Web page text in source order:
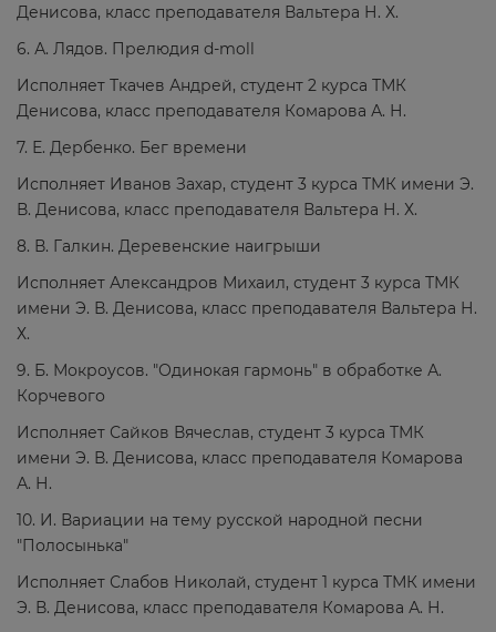
Денисова, класс преподавателя Вальтера Н. Х.
6. А. Лядов. Прелюдия d-moll
Исполняет Ткачев Андрей, студент 2 курса ТМК
Денисова, класс преподавателя Комарова А. Н.
7. Е. Дербенко. Бег времени
Исполняет Иванов Захар, студент 3 курса ТМК имени Э.
В. Денисова, класс преподавателя Вальтера Н. Х.
8. В. Галкин. Деревенские наигрыши
Исполняет Александров Михаил, студент 3 курса ТМК
имени Э. В. Денисова, класс преподавателя Вальтера Н.
Х.
9. Б. Мокроусов. "Одинокая гармонь" в обработке А.
Корчевого
Исполняет Сайков Вячеслав, студент 3 курса ТМК
имени Э. В. Денисова, класс преподавателя Комарова
А. Н.
10. И. Вариации на тему русской народной песни
"Полосынька"
Исполняет Слабов Николай, студент 1 курса ТМК имени
Э. В. Денисова, класс преподавателя Комарова А. Н.